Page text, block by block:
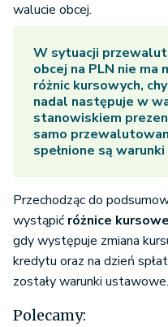
walucie obcej.
W sytuacji
obcej na PLN nie ma
różnic kursowych,
nadal następuje w
stanowiskiem
samo
spełnione są
Przechodząc do
wystąpić różnice
gdy występuje zmiana
kredytu oraz na dzień
zostały warunki ustawowe.
Polecamy: